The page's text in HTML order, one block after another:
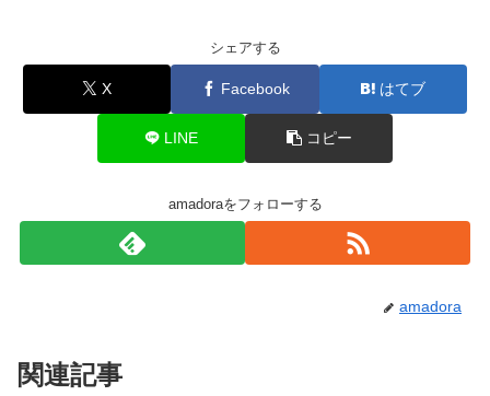
シェアする
X Facebook はてブ
LINE コピー
amadoraをフォローする
amadora
関連記事